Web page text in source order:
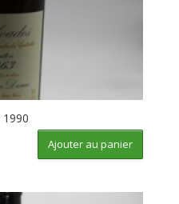
Ajouter au panier